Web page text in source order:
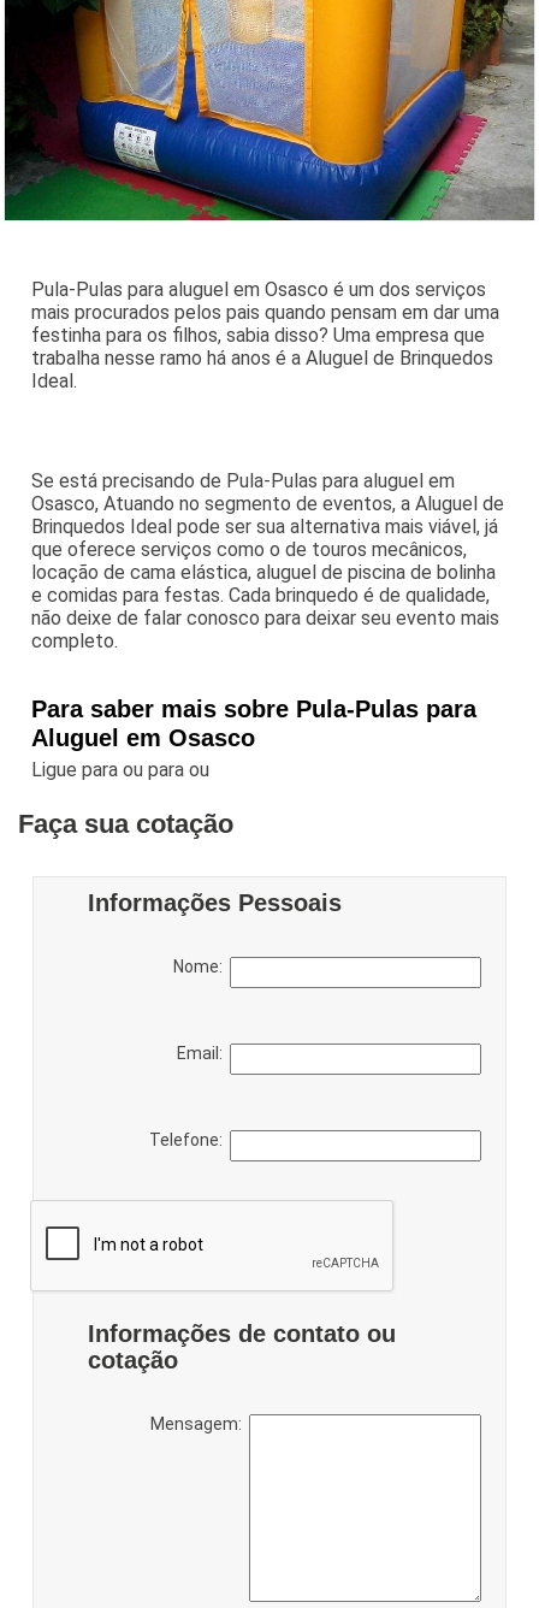
Pula-Pulas para aluguel em Osasco é um dos serviços
mais procurados pelos pais quando pensam em dar uma
festinha para os filhos, sabia disso? Uma empresa que
trabalha nesse ramo há anos é a Aluguel de Brinquedos
Ideal.
Se está precisando de Pula-Pulas para aluguel em
Osasco, Atuando no segmento de eventos, a Aluguel de
Brinquedos Ideal pode ser sua alternativa mais viável, já
que oferece serviços como o de touros mecânicos,
locação de cama elástica, aluguel de piscina de bolinha
e comidas para festas. Cada brinquedo é de qualidade,
não deixe de falar conosco para deixar seu evento mais
completo.
Para saber mais sobre Pula-Pulas para
Aluguel em Osasco
Ligue paraou paraou
Faça sua cotação
Informações Pessoais
Nome:
Email:
Telefone:
Informações de contato ou
cotação
Mensagem: